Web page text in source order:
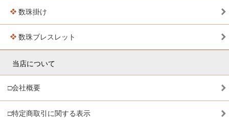
数珠掛け
数珠ブレスレット
当店について
□会社概要
□特定商取引に関する表示